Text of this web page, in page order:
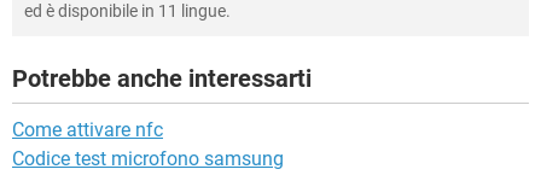
ed è disponibile in 11 lingue.
Potrebbe anche interessarti
Come attivare nfc
Codice test microfono samsung